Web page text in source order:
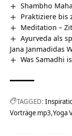
Shambho
Praktiziere bis
Meditation –
Ayurveda als
Jana Janmadidas
Was Samadhi
TAGGED:
Vorträge mp3 Yoga